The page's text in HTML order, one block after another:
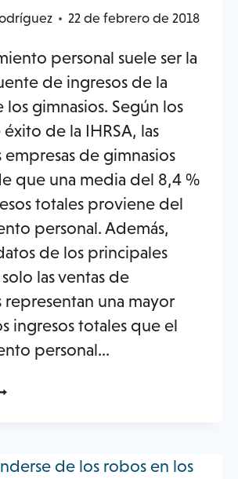
22 de febrero de 2018
personal suele ser la
de ingresos de la
los gimnasios. Según los
de la IHRSA, las
de gimnasios
que una media del 8,4 %
totales proviene del
personal. Además,
de los principales
las ventas de
representan una mayor
ingresos totales que el
personal...